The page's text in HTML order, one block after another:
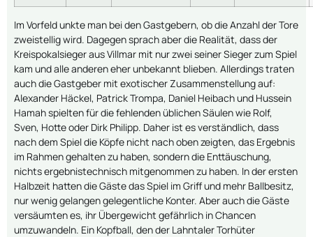
Im Vorfeld unkte man bei den Gastgebern, ob die Anzahl der Tore
zweistellig wird. Dagegen sprach aber die Realität, dass der
Kreispokalsieger aus Villmar mit nur zwei seiner Sieger zum Spiel
kam und alle anderen eher unbekannt blieben. Allerdings traten
auch die Gastgeber mit exotischer Zusammenstellung auf:
Alexander Häckel, Patrick Trompa, Daniel Heibach und Hussein
Hamah spielten für die fehlenden üblichen Säulen wie Rolf,
Sven, Hotte oder Dirk Philipp. Daher ist es verständlich, dass
nach dem Spiel die Köpfe nicht nach oben zeigten, das Ergebnis
im Rahmen gehalten zu haben, sondern die Enttäuschung,
nichts ergebnistechnisch mitgenommen zu haben. In der ersten
Halbzeit hatten die Gäste das Spiel im Griff und mehr Ballbesitz,
nur wenig gelangen gelegentliche Konter. Aber auch die Gäste
versäumten es, ihr Übergewicht gefährlich in Chancen
umzuwandeln. Ein Kopfball, den der Lahntaler Torhüter